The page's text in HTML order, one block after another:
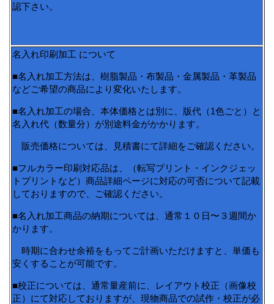
認下さい。
名入れ印刷加工 について
■名入れ加工方法は、樹脂製品・布製品・金属製品・革製品
などご希望の商品により変化いたします。
■名入れ加工の場合、本体価格とは別に、版代（1色ごと）と
名入れ代（数量分）が別途料金がかかります。
販売価格については、見積書にて詳細をご確認ください。
■フルカラー印刷対応品は、（転写プリント・インクジェッ
トプリントなど）商品詳細ページに対応の可否について記載
しておりますので、ご確認ください。
■名入れ加工商品の納期については、通常１０日〜３週間か
かります。
時期に合わせ余裕をもってご計画いただけますと、単価も
安くすることが可能です。
■校正については、通常量産前に、レイアウト校正（画像校
正）にて対応しておりますが、現物商品での試作・校正が必